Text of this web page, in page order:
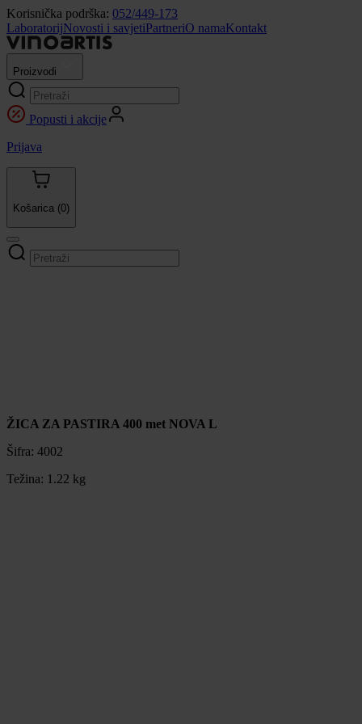
Korisnička podrška: 052/449-173
LaboratorijNovosti i savjetiPartneriO namaKontakt
Proizvodi
Popusti i akcije
Prijava
Košarica (0)
ŽICA ZA PASTIRA 400 met NOVA L
Šifra: 4002
Težina: 1.22 kg